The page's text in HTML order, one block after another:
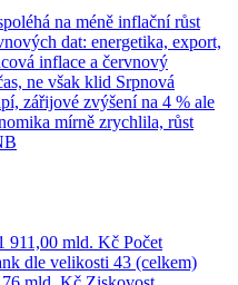
na méně inflační růst
dat: energetika, export,
inflace a červnový
ne však klid Srpnová
zářijové zvýšení na 4 % ale
mírně zrychlila, růst
911,00 mld. Kč Počet
dle velikosti 43 (celkem)